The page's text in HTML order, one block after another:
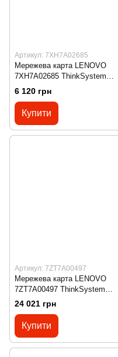
Артикул: 7XH7A02685
Мережева карта LENOVO
7XH7A02685 ThinkSystem
SR530/SR570/SR630 x16 PCIe
LP Riser 2 Kit
6 120 грн
Купити
Артикул: 7ZT7A00497
Мережева карта LENOVO
7ZT7A00497 ThinkSystem
Broadcom NX-E ML2 10Gb 2-
Port Base-T Ethernet Adapter
24 021 грн
Купити